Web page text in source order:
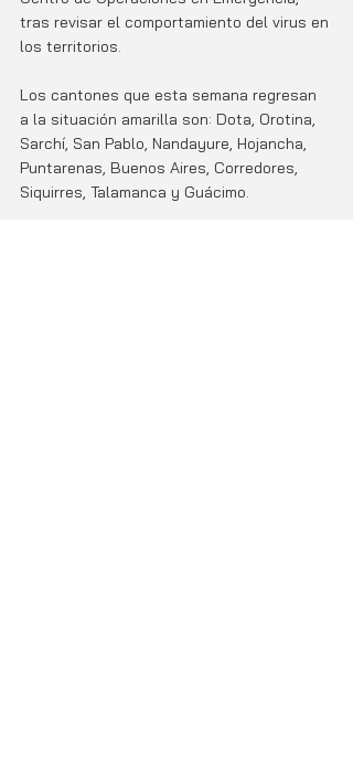
tras revisar el comportamiento del virus en
los territorios.
Los cantones que esta semana regresan
a la situación amarilla son: Dota, Orotina,
Sarchí, San Pablo, Nandayure, Hojancha,
Puntarenas, Buenos Aires, Corredores,
Siquirres, Talamanca y Guácimo.